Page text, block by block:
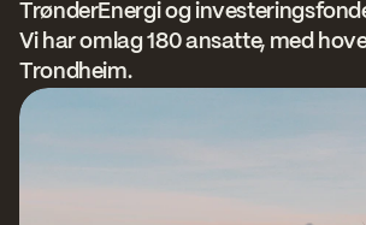
TrønderEnergi og
Vi har omlag 180 ansatte, med
Trondheim.